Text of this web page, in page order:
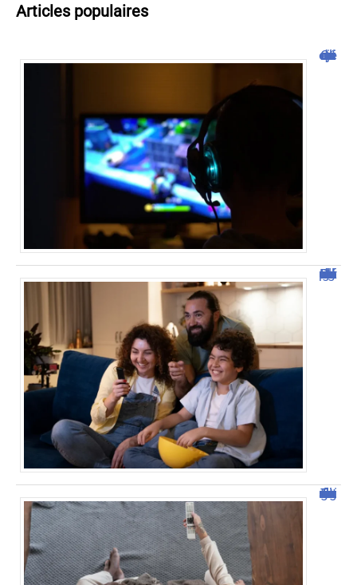
Articles populaires
Cliquojeux : découverte et avis
Découvrez Domgrav : la nouvelle plateforme de streaming
Tout savoir sur malgrim.com : fonctionnalités et avantages